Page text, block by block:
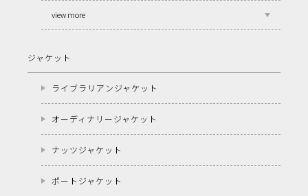
view more
ジャケット
ライブラリアンジャケット
オーディナリージャケット
ナッツジャケット
ポートジャケット